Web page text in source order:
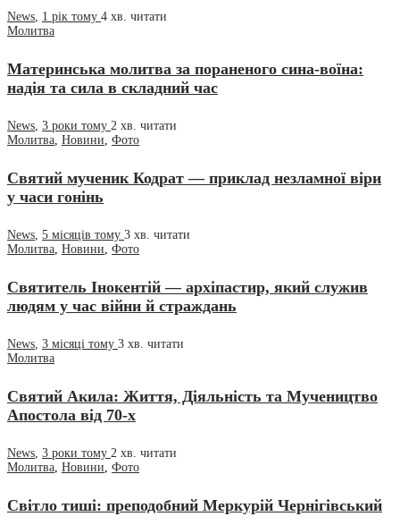
News, 1 рік тому 4 хв. читати
Молитва
Материнська молитва за пораненого сина-воїна:
надія та сила в складний час
News, 3 роки тому 2 хв. читати
Молитва, Новини, Фото
Святий мученик Кодрат — приклад незламної віри
у часи гонінь
News, 5 місяців тому 3 хв. читати
Молитва, Новини, Фото
Святитель Інокентій — архіпастир, який служив
людям у час війни й страждань
News 3 місяці тому 3 хв. читати
Молитва
Святий Акила: Життя, Діяльність та Мучеництво
Апостола від 70-х
News 3 роки тому 2 хв. читати
Молитва Новини Фото
Світло тиші: преподобний Меркурій Чернігівський